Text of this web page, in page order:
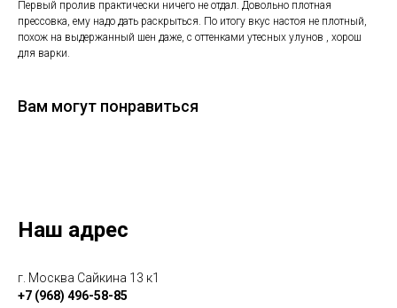
Первый пролив практически ничего не отдал. Довольно плотная
прессовка, ему надо дать раскрыться. По итогу вкус настоя не плотный,
похож на выдержанный шен даже, с оттенками утесных улунов , хорош
для варки.
Вам могут понравиться
Наш адрес
г. Москва Сайкина 13 к1
+7 (968) 496-58-85